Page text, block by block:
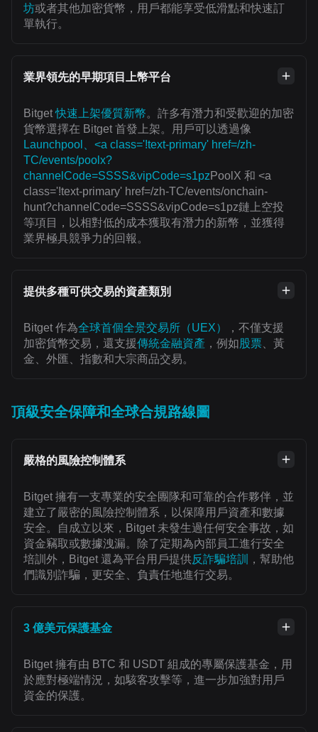
坊或者其他加密貨幣，用戶都能享受低滑點和快速訂
單執行。
業界領先的早期項目上幣平台
Bitget快速上架優質新幣。許多有潛力和受歡迎的加密
貨幣選擇在 Bitget 首發上架。用戶可以透過像
Launchpool、<a class='!text-primary' href=/zh-
TC/events/poolx?
channelCode=SSSS&vipCode=s1pzPoolX 和 <a
class='!text-primary' href=/zh-TC/events/onchain-
hunt?channelCode=SSSS&vipCode=s1pz鏈上空投
等項目，以相對低的成本獲取有潛力的新幣，並獲得
業界極具競爭力的回報。
提供多種可供交易的資產類別
Bitget 作為全球首個全景交易所（UEX）
，不僅支援
加密貨幣交易，還支援傳統金融資產 ，例如 股票 、黃
金、外匯、指數和大宗商品交易。
頂級安全保障和全球合規路線圖
嚴格的風險控制體系
Bitget 擁有一支專業的安全團隊和可靠的合作夥伴，並
建立了嚴密的風險控制體系，以保障用戶資產和數據
安全。自成立以來，Bitget 未發生過任何安全事故，如
資金竊取或數據洩漏。除了定期為內部員工進行安全
培訓外，Bitget 還為平台用戶提供反詐騙培訓
，幫助他
們識別詐騙，更安全、負責任地進行交易。
3 億美元保護基金
Bitget 擁有由 BTC 和 USDT 組成的專屬保護基金，用
於應對極端情況，如駭客攻擊等，進一步加強對用戶
資金的保護。